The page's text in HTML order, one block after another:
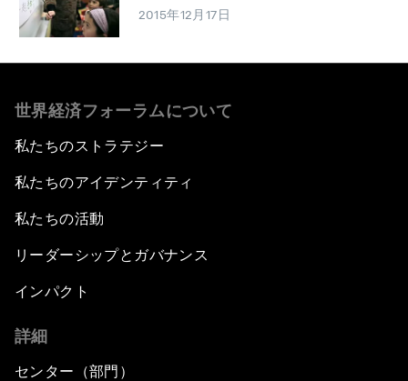
2015年12月17日
世界経済フォーラムについて
私たちのストラテジー
私たちのアイデンティティ
私たちの活動
リーダーシップとガバナンス
インパクト
詳細
センター（部門）